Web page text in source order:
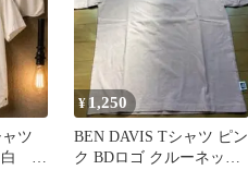
ツ
白 ワ
¥1,250
BEN DAVIS Tシャツ ピン
ク BDロゴ クルーネッ